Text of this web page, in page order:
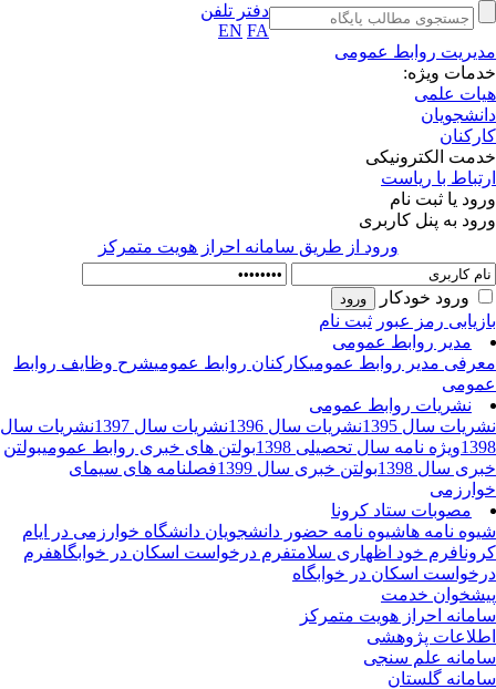
دفتر تلفن
EN FA
روابط عمومی
ویژه:
علمی
الکترونیکی
با ریاست
یا ثبت نام
به پنل کاربری
ورود از طريق سامانه احراز هويت متمركز
ورود خودکار
رمز عبور ثبت نام
مدیر روابط عمومی
مدیر روابط عمومیکارکنان روابط عمومیشرح وظایف روابط
نشریات روابط عمومی
سال 1395
نشریات سال 1396 نشریات سال 1397
نشریات سال
ویژه نامه سال تحصیلی 1398 بولتن های خبری روابط عمومیبولتن
سال 1398
بولتن خبری سال 1399
فصلنامه های سیمای
مصوبات ستاد کرونا
نامه هاشیوه نامه حضور دانشجویان دانشگاه خوارزمی در ایام
فرم خود اظهاری سلامتفرم درخواست اسکان در خوابگاهفرم
اسکان در خوابگاه
خدمت
احراز هویت متمرکز
پژوهشی
علم سنجی
گلستان